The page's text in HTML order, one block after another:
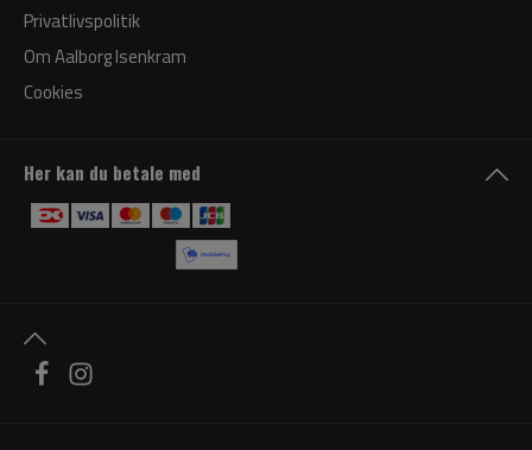
Privatlivspolitik
Om Aalborg Isenkram
Cookies
Her kan du betale med